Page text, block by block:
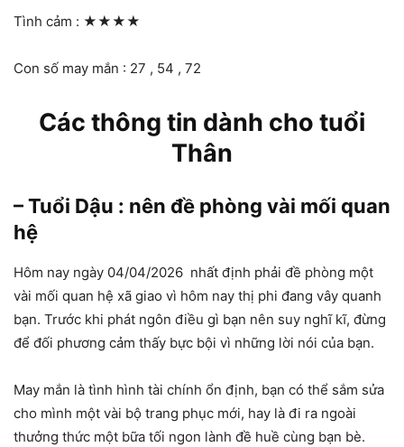
Tình cảm : ★★★★
Con số may mắn : 27 , 54 , 72
Các thông tin dành cho tuổi
Thân
– Tuổi Dậu : nên đề phòng vài mối quan
hệ
Hôm nay ngày 04/04/2026 nhất định phải đề phòng một
vài mối quan hệ xã giao vì hôm nay thị phi đang vây quanh
bạn. Trước khi phát ngôn điều gì bạn nên suy nghĩ kĩ, đừng
để đối phương cảm thấy bực bội vì những lời nói của bạn.
May mắn là tình hình tài chính ổn định, bạn có thể sắm sửa
cho mình một vài bộ trang phục mới, hay là đi ra ngoài
thưởng thức một bữa tối ngon lành đề huề cùng bạn bè.